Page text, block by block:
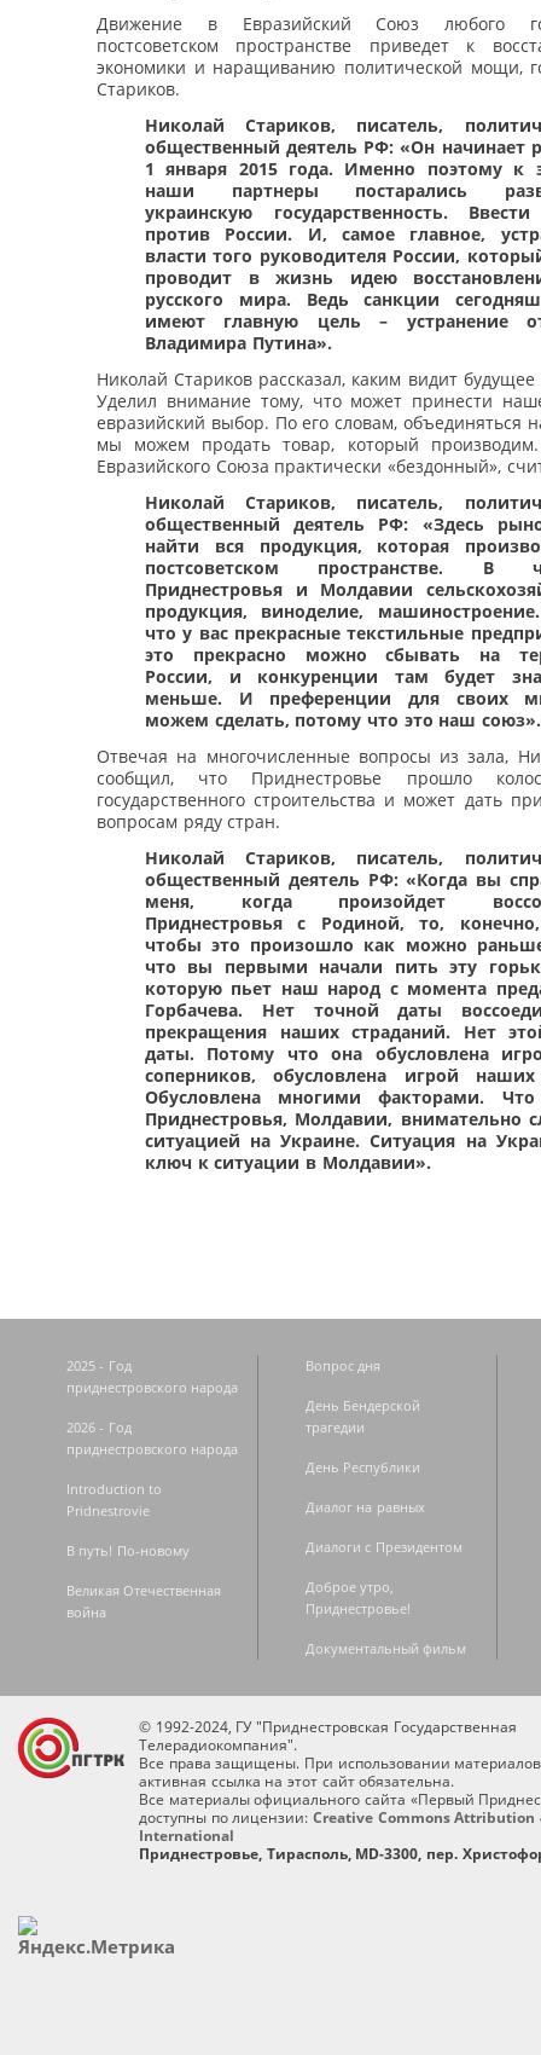
Движение в Евразийский Союз любого
постсоветском пространстве приведет к
экономики и наращиванию политической мощи,
Стариков.
Николай Стариков, писатель,
общественный деятель РФ: «Он начинает
1 января 2015 года. Именно поэтому к
наши партнеры постарались
украинскую государственность.
против России. И, самое главное,
власти того руководителя России,
проводит в жизнь идею
русского мира. Ведь санкции
имеют главную цель – устранение
Владимира Путина».
Николай Стариков рассказал, каким видит
Уделил внимание тому, что может принести
евразийский выбор. По его словам, объединяться
мы можем продать товар, который
Евразийского Союза практически «бездонный»,
Николай Стариков, писатель,
общественный деятель РФ: «Здесь
найти вся продукция, которая
постсоветском пространстве. В
Приднестровья и Молдавии
продукция, виноделие,
что у вас прекрасные текстильные
это прекрасно можно сбывать на
России, и конкуренции там будет
меньше. И преференции для своих
можем сделать, потому что это наш союз».
Отвечая на многочисленные вопросы из зала,
сообщил, что Приднестровье прошло
государственного строительства и может дать
вопросам ряду стран.
Николай Стариков, писатель,
общественный деятель РФ: «Когда вы
меня, когда произойдет
Приднестровья с Родиной, то, конечно,
чтобы это произошло как можно
что вы первыми начали пить эту
которую пьет наш народ с момента
Горбачева. Нет точной даты
прекращения наших страданий. Нет
даты. Потому что она обусловлена
соперников, обусловлена игрой наших
Обусловлена многими факторами. Что
Приднестровья, Молдавии, внимательно
ситуацией на Украине. Ситуация на
ключ к ситуации в Молдавии».
2025 - Год
приднестровского народа
2026 - Год
приднестровского народа
Introduction to
Pridnestrovie
В путь! По-новому
Великая Отечественная
война
Вопрос дня
День Бендерской
трагедии
День Республики
Диалог на равных
Диалоги с Президентом
Доброе утро,
Приднестровье!
Документальный фильм
© 1992-2024, ГУ "Приднестровская Государственная
Телерадиокомпания".
Все права защищены. При использовании
активная ссылка на этот сайт обязательна.
Все материалы официального сайта «Первый
доступны по лицензии: Creative Commons Attribution
International
Приднестровье, Тирасполь, MD-3300, пер.